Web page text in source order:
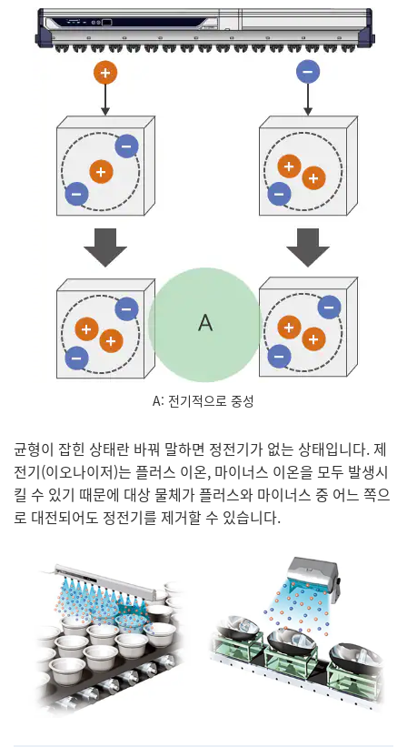
A: 전기적으로 중성
균형이 잡힌 상태란 바꿔 말하면 정전기가 없는 상태입니다. 제
전기(이오나이저)는 플러스 이온, 마이너스 이온을 모두 발생시
킬 수 있기 때문에 대상 물체가 플러스와 마이너스 중 어느 쪽으
로 대전되어도 정전기를 제거할 수 있습니다.